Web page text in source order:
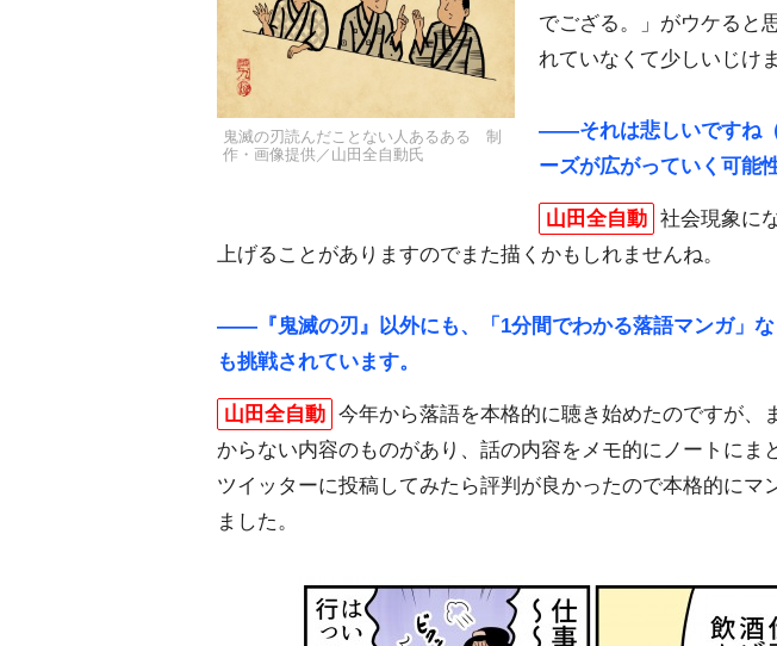
鬼滅の刃読んだことない人あるある 制
作・画像提供／山田全自動氏
でござる。」がウケると
れていなくて少しいじけ
――それは悲しいですね
ーズが広がっていく可能
山田全自動 社会現象に
上げることがありますのでまた描くかもしれませんね。
――『鬼滅の刃』以外にも、「1分間でわかる落語マンガ」
も挑戦されています。
山田全自動 今年から落語を本格的に聴き始めたのですが、
からない内容のものがあり、話の内容をメモ的にノートにま
ツイッターに投稿してみたら評判が良かったので本格的にマ
ました。